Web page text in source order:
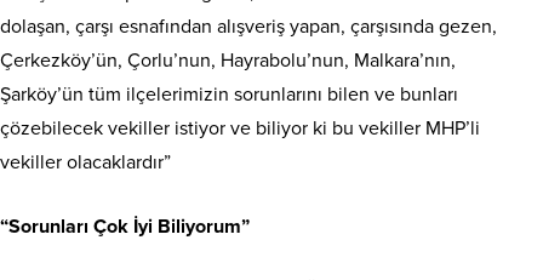
dolaşan, çarşı esnafından alışveriş yapan, çarşısında gezen,
Çerkezköy’ün, Çorlu’nun, Hayrabolu’nun, Malkara’nın,
Şarköy’ün tüm ilçelerimizin sorunlarını bilen ve bunları
çözebilecek vekiller istiyor ve biliyor ki bu vekiller MHP’li
vekiller olacaklardır”
“Sorunları Çok İyi Biliyorum”